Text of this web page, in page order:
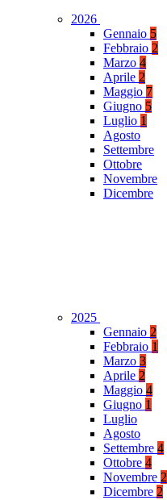
2026
Gennaio 5
Febbraio 2
Marzo 4
Aprile 2
Maggio 7
Giugno 5
Luglio 1
Agosto
Settembre
Ottobre
Novembre
Dicembre
2025
Gennaio 2
Febbraio 1
Marzo 3
Aprile 2
Maggio 4
Giugno 1
Luglio
Agosto
Settembre 4
Ottobre 4
Novembre 2
Dicembre 2